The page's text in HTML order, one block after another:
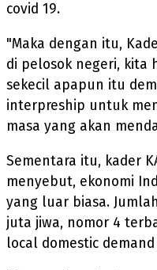
covid 19.
"Maka dengan itu,
di pelosok negeri, kita
sekecil apapun itu
interpreship untuk
masa yang akan
Sementara itu, kader
menyebut, ekonomi
yang luar biasa.
juta jiwa, nomor 4
local domestic